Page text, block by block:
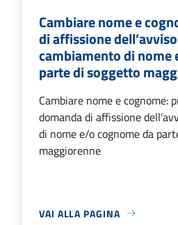
Cambiare nome e
di affissione
cambiamento di nome
parte di soggetto
Cambiare nome e cognome:
domanda di affissione
di nome e/o cognome da
maggiorenne
VAI ALLA PAGINA